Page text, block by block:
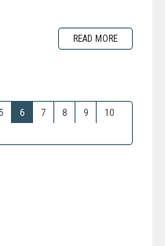
READ MORE
5 6 7 8 9
10